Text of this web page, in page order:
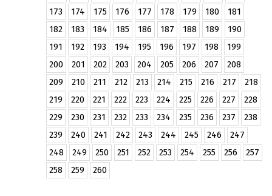
173
174 175 176 177 178 179 180
181
182
183 184 185 186 187 188 189
190
191
192 193 194 195 196 197 198
199
200
201 202 203 204 205 206 207
208
209
210 211 212 213 214 215 216 217
218
219
220 221 222 223 224 225 226 227
228
229
230 231 232 233 234 235 236 237
238
239
240 241 242 243 244 245 246
247
248
249 250 251 252 253 254 255 256
257
258
259 260